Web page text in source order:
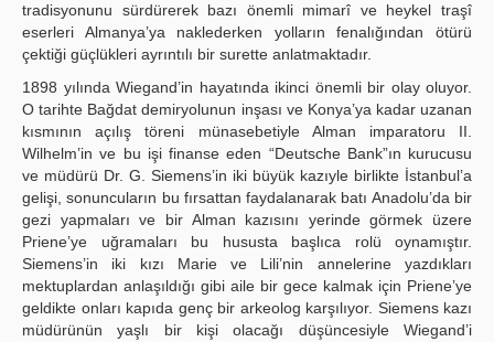
tradisyonunu sürdürerek bazı önemli mimarî ve heykel traşî
eserleri Almanya’ya naklederken yolların fenalığından ötürü
çektiği güçlükleri ayrıntılı bir surette anlatmaktadır.
1898 yılında Wiegand’in hayatında ikinci önemli bir olay oluyor.
O tarihte Bağdat demiryolunun inşası ve Konya’ya kadar uzanan
kısmının açılış töreni münasebetiyle Alman imparatoru II.
Wilhelm’in ve bu işi finanse eden “Deutsche Bank”ın kurucusu
ve müdürü Dr. G. Siemens’in iki büyük kazıyle birlikte İstanbul’a
gelişi, sonuncuların bu fırsattan faydalanarak batı Anadolu’da bir
gezi yapmaları ve bir Alman kazısını yerinde görmek üzere
Priene’ye uğramaları bu hususta başlıca rolü oynamıştır.
Siemens’in iki kızı Marie ve Lili’nin annelerine yazdıkları
mektuplardan anlaşıldığı gibi aile bir gece kalmak için Priene’ye
geldikte onları kapıda genç bir arkeolog karşılıyor. Siemens kazı
müdürünün yaşlı bir kişi olacağı düşüncesiyle Wiegand’i